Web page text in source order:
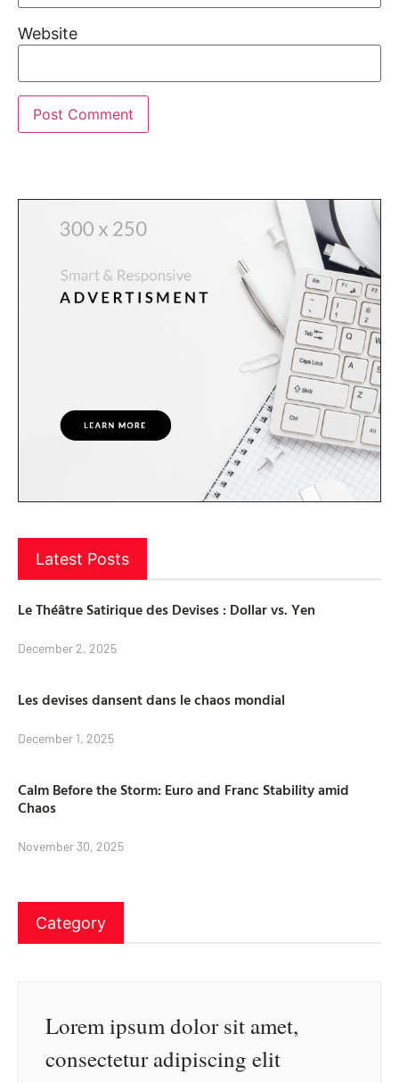
Website
Latest Posts
Le Théâtre Satirique des Devises : Dollar vs. Yen
December 2, 2025
Les devises dansent dans le chaos mondial
December 1, 2025
Calm Before the Storm: Euro and Franc Stability amid
Chaos
November 30, 2025
Category
Lorem ipsum dolor sit amet,
consectetur adipiscing elit